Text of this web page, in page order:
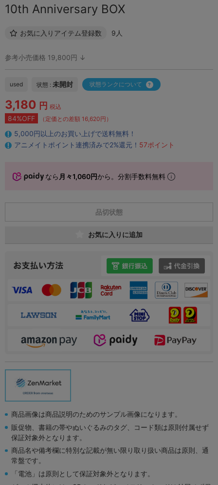
10th Anniversary BOX
お気に入りアイテム登録数 9人
参考小売価格 19,800円 ↓
used 状態 : 未開封 状態ランクについて
3,180 円 税込
84%OFF （定価との差額 16,620円）
5,000円以上のお買い上げで送料無料！
アニメイトポイント連携済みで2%還元！ 57ポイント
なら 月々1,060円から。分割手数料無料
品切状態
お気に入りに追加
商品画像は商品説明のためのサンプル画像になります。
販促物、書籍の帯やぬいぐるみのタグ、コード類は原則付属せず
保証対象外となります。
商品名や備考欄に特別な記載が無い限り取り扱い商品は原則、通
常盤です。
「電池」は原則として保証対象外となります。